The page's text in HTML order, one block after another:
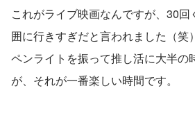
これがライブ映画なんですが、30
囲に行きすぎだと言われました（笑）
ペンライトを振って推し活に大半の
が、それが一番楽しい時間です。